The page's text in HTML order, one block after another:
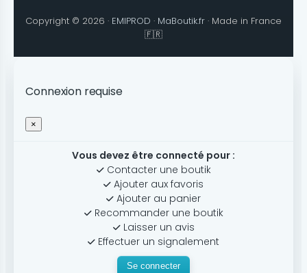
Copyright © 2026 · EMIPROD · MaBoutik.fr · Made in France
🇫🇷
Connexion requise
×
Vous devez être connecté pour :
Contacter une boutik
Ajouter aux favoris
Ajouter au panier
Recommander une boutik
Laisser un avis
Effectuer un signalement
Se connecter